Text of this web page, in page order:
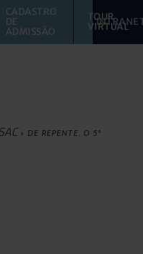
CADASTRO
DE
ADMISSÃO
TOUR
VIRTUAL
»
DE REPENTE, O 5º